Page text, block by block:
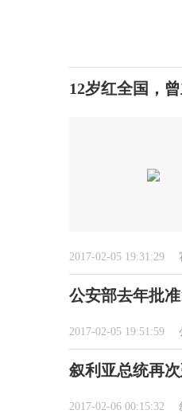
12岁红全国，
2017-02-05 19:31:29
公安部去年批
2017-02-05 19:51:59
叙利亚总统再
2017-02-06 00:15:32